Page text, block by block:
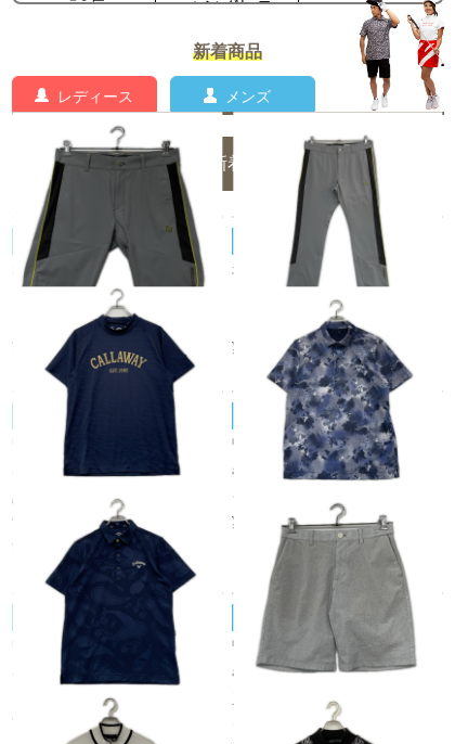
新着商品
レディース メンズ
メンズの新着商品一覧
SUB SEVENTY/サブセブンティ
未使用品 メンズ サブセブンテ
ィ SUB SEVENTY ハーフパン
ツ L グレー
¥2,970 税込
SUB SEVENTY/サブセブンティ
未使用品 メンズ サブセブンテ
レー ストレッチ サイドライン
¥5,500 税込
Callaway/キャロウェイ
中古 メンズ キャロウェイ Call
away 半袖シャツ M ネイビー
紺 モックネック ストレッチ U
V 冷感
¥3,850 税込
Callaway/キャロウェイ
中古 メンズ キャロウェイ Call
away 半袖ポロシャツ M ブル
ー系 花柄 総柄
¥4,950 税込
Callaway/キャロウェイ
中古 メンズ キャロウェイ Call
away 半袖ポロシャツ M ネイ
ビー 紺 ペイズリー 春夏
¥4,950 税込
Callaway/キャロウェイ
中古 メンズ キャロウェイ Call
away ハーフパンツ M グレー
系 2025年モデル かざあなメッ